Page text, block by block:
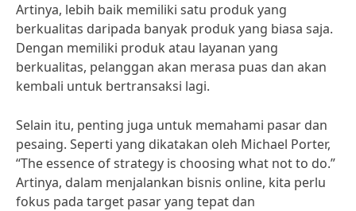
Artinya, lebih baik memiliki satu produk yang
berkualitas daripada banyak produk yang biasa saja.
Dengan memiliki produk atau layanan yang
berkualitas, pelanggan akan merasa puas dan akan
kembali untuk bertransaksi lagi.
Selain itu, penting juga untuk memahami pasar dan
pesaing. Seperti yang dikatakan oleh Michael Porter,
“The essence of strategy is choosing what not to do.”
Artinya, dalam menjalankan bisnis online, kita perlu
fokus pada target pasar yang tepat dan